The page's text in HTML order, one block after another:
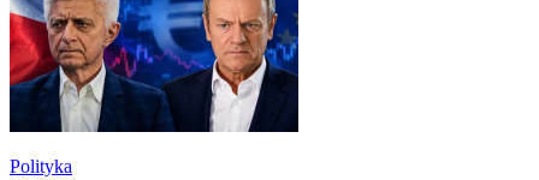
Polityka